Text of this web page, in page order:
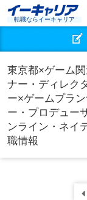
転職ならイーキャリア
東京都×ゲーム
ナー・ディレク
ー×ゲームプラ
ー・プロデュー
ンライン・ネイ
職情報